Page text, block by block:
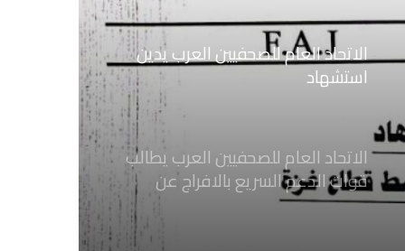
الاتحاد العام للصحفيين العرب يدين
استشهاد
ثلاثة صحفيين فلسطينيين باستهداف
الاتحاد العام للصحفيين العرب يطالب
قوات الدعم السريع بالافراج عن
الصحفيين السودانيين المعتقلين لديها